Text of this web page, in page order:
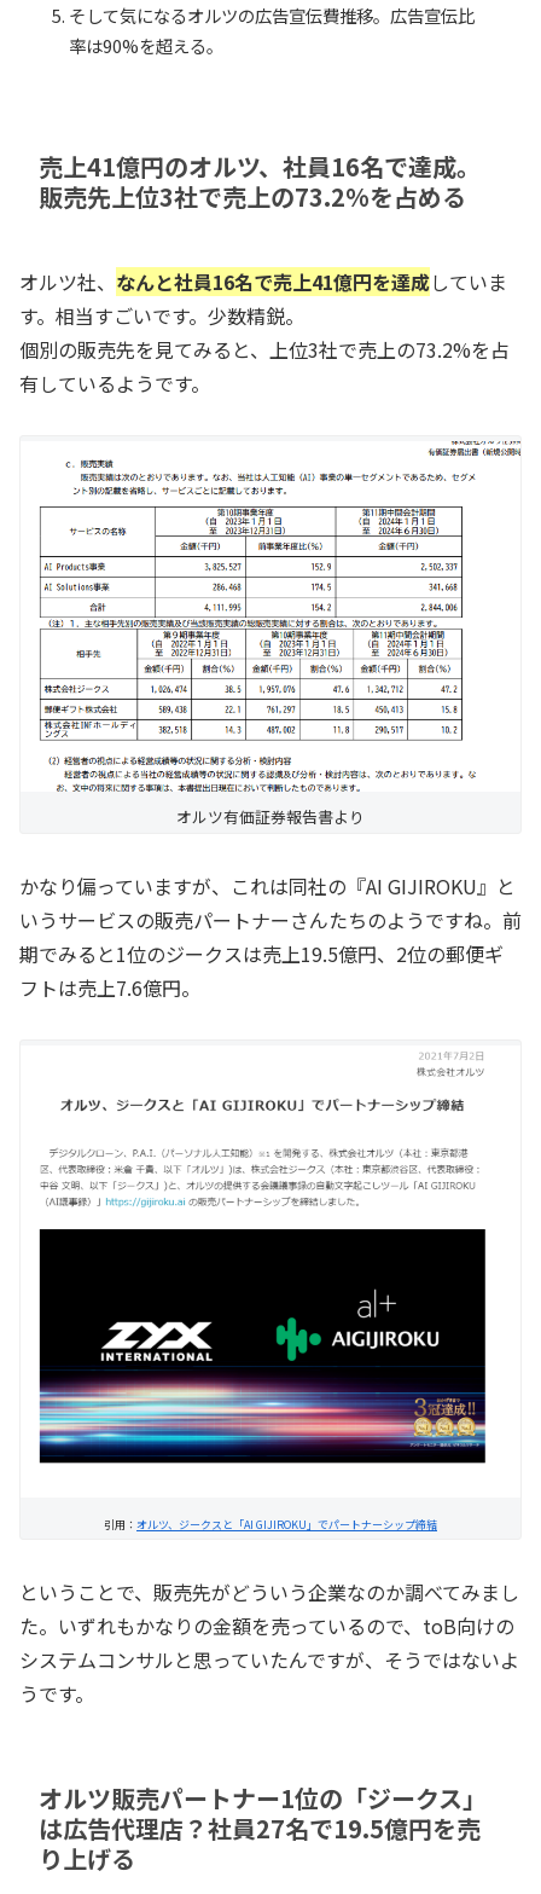
そして気になるオルツの広告宣伝費推移。広告宣伝比
率は90%を超える。
売上41億円のオルツ、社員16名で達成。
販売先上位3社で売上の73.2%を占める
オルツ社、 なんと社員16名で売上41億円を達成していま
す。相当すごいです。少数精鋭。
個別の販売先を見てみると、上位3社で売上の73.2%を占
有しているようです。
オルツ有価証券報告書より
かなり偏っていますが、これは同社の『AI GIJIROKU』と
いうサービスの販売パートナーさんたちのようですね。前
期でみると1位のジークスは売上19.5億円、2位の郵便ギ
フトは売上7.6億円。
引用： オルツ、ジークスと「AI GIJIROKU」でパートナーシップ締結
ということで、販売先がどういう企業なのか調べてみまし
た。いずれもかなりの金額を売っているので、toB向けの
システムコンサルと思っていたんですが、そうではないよ
うです。
オルツ販売パートナー1位の「ジークス」
は広告代理店？社員27名で19.5億円を売
り上げる